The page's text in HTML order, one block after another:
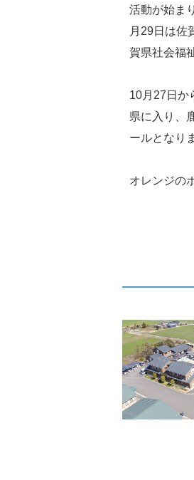
活動が始ま
月29日は佐
賀県社会福
10月27日か
県に入り、
ールとなり
オレンジの